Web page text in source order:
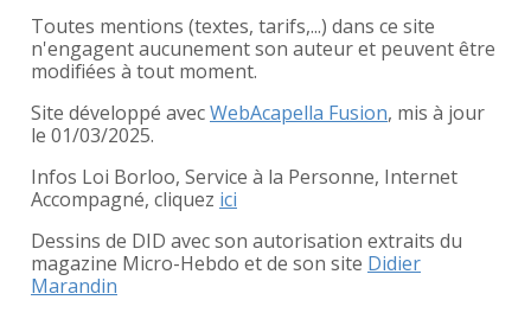
Toutes mentions (textes, tarifs,...) dans ce site
n'engagent aucunement son auteur et peuvent être
modifiées à tout moment.
Site développé avecWebAcapella Fusion, mis à jour
le 01/03/2025.
Infos Loi Borloo, Service à la Personne, Internet
Accompagné, cliquez ici
Dessins de DID avec son autorisation extraits du
magazine Micro-Hebdo et de son site Didier
Marandin